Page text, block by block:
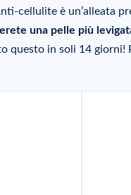
cellulite è un’alleata
una pelle più
questo in soli 14 giorni!